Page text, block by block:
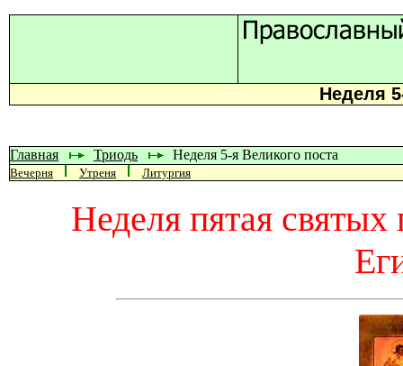
Неделя
Главная Триодь Неделя 5-я Великого поста
Вечерня Утреня Литургия
Неделя пятая